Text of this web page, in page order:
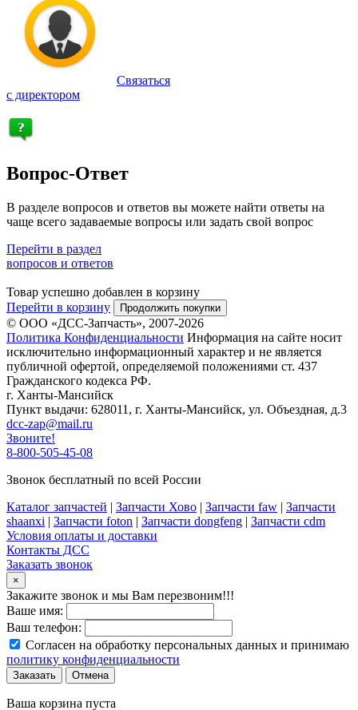
Связаться
с директором
Вопрос-Ответ
В разделе вопросов и ответов вы можете найти ответы на
чаще всего задаваемые вопросы или задать свой вопрос
Перейти в раздел
вопросов и ответов
Товар успешно добавлен в корзину
Перейти в корзину
Продолжить покупки
© ООО «ДСС-Запчасть», 2007-2026
Политика Конфиденциальности Информация на сайте носит
исключительно информационный характер и не является
публичной офертой, определяемой положениями ст. 437
Гражданского кодекса РФ.
г. Ханты-Мансийск
Пункт выдачи: 628011, г. Ханты-Мансийск, ул. Объездная, д.3
dcc-zap@mail.ru
Звоните!
8-800-505-45-08
Звонок бесплатный по всей России
Каталог запчастей | Запчасти Хово | Запчасти faw | Запчасти
shaanxi | Запчасти foton | Запчасти dongfeng | Запчасти cdm
Условия оплаты и доставки
Контакты ДСС
Заказать звонок
×
Закажите звонок и мы Вам перезвоним!!!
Ваше имя:
Ваш телефон:
Согласен на обработку персональных данных и принимаю
политику конфиденциальности
Заказать Отмена
Ваша корзина пуста